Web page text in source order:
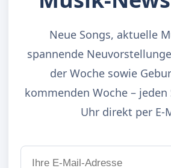
Neue Songs, aktuelle
spannende
der Woche sowie
kommenden Woche – jeden
Uhr direkt per E-